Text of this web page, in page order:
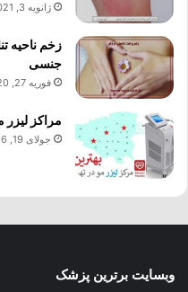
ژانویه 3, 2021
زخم ناحیه
جنسی
فوریه 27, 2020
مراکز لیزر
جولای 19, 2026
وبسایت برترین پزشک